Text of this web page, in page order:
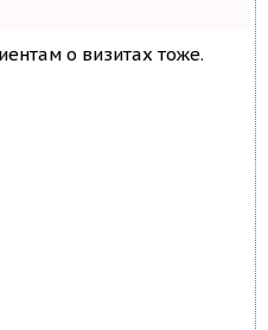
о визитах тоже.